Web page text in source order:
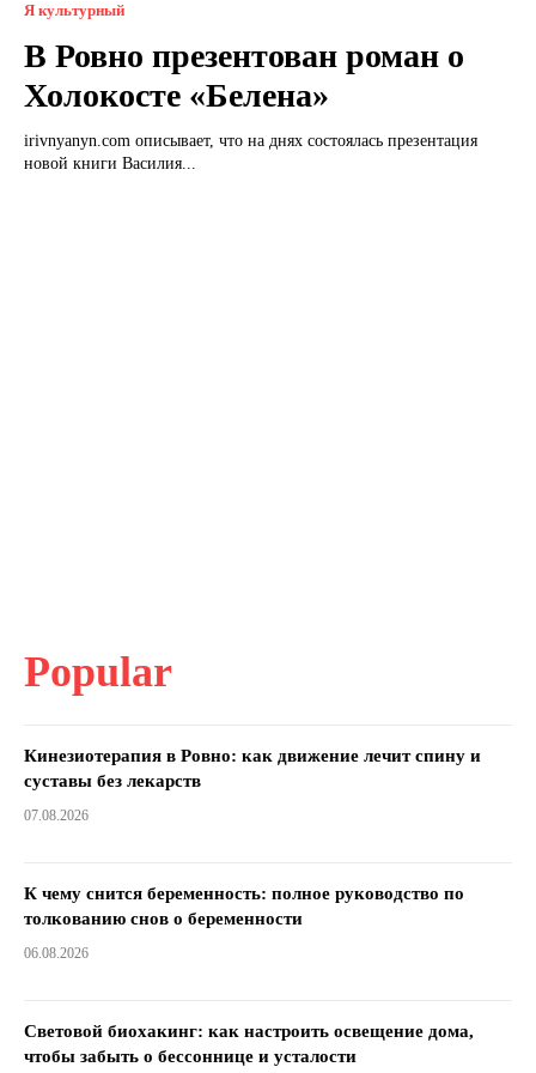
Я культурный
В Ровно презентован роман о
Холокосте «Белена»
irivnyanyn.com описывает, что на днях состоялась презентация
новой книги Василия...
Popular
Кинезиотерапия в Ровно: как движение лечит спину и
суставы без лекарств
07.08.2026
К чему снится беременность: полное руководство по
толкованию снов о беременности
06.08.2026
Световой биохакинг: как настроить освещение дома,
чтобы забыть о бессоннице и усталости